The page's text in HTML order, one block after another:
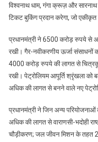
विश्वनाथ धाम, गंगा क्रूज़ और
टिकट बुकिंग प्रदान करेगा, जो
प्रधानमंत्री ने 6500 करोड़ रुपये से
रखी। गैर-नवीकरणीय ऊर्जा संसाधनों
4000 करोड़ रुपये की लागत से
रखी। पेट्रोलियम आपूर्ति श्रृंखला को
अधिक की लागत से बनने वाले नए
प्रधानमंत्री ने जिन अन्य
अधिक की लागत से वाराणसी-भदोही
चौड़ीकरण; जल जीवन मिशन के तहत